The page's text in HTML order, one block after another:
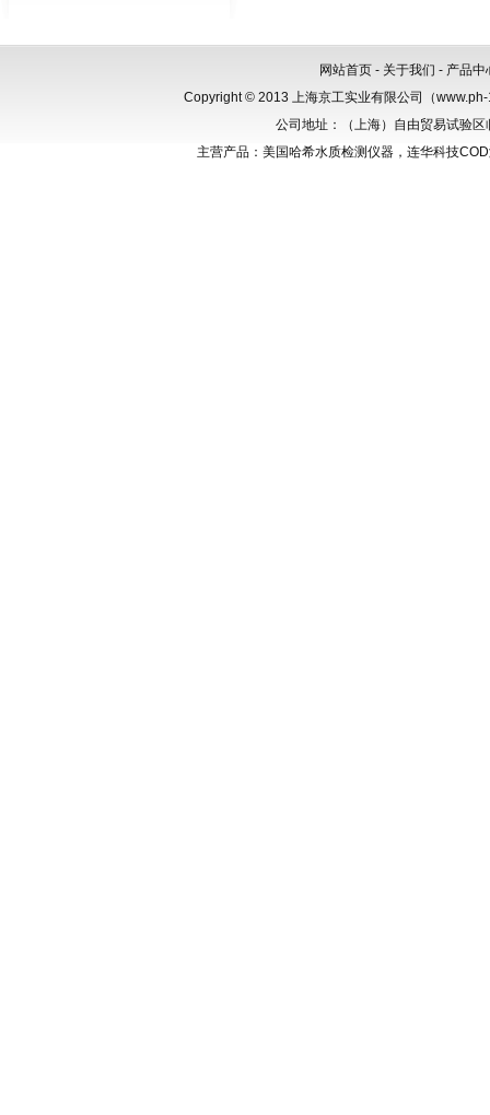
网站首页 - 关于我们 - 产品中
Copyright © 2013 上海京工实业有限公司（
公司地址：（上海）自由贸易试验
主营产品：美国哈希水质检测仪器，连华科技